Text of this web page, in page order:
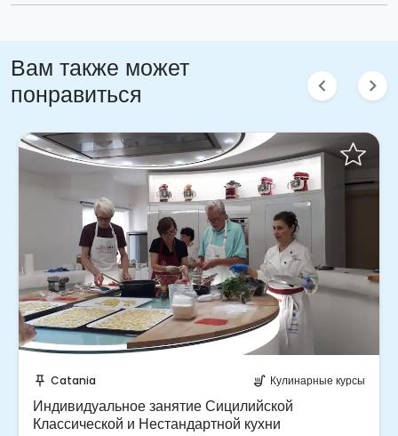
Вам также может
понравиться
chevron_left chevron_right
push_pin Catania soup_kitchen Кулинарные курсы
Индивидуальное занятие Сицилийской
Классической и Нестандартной кухни